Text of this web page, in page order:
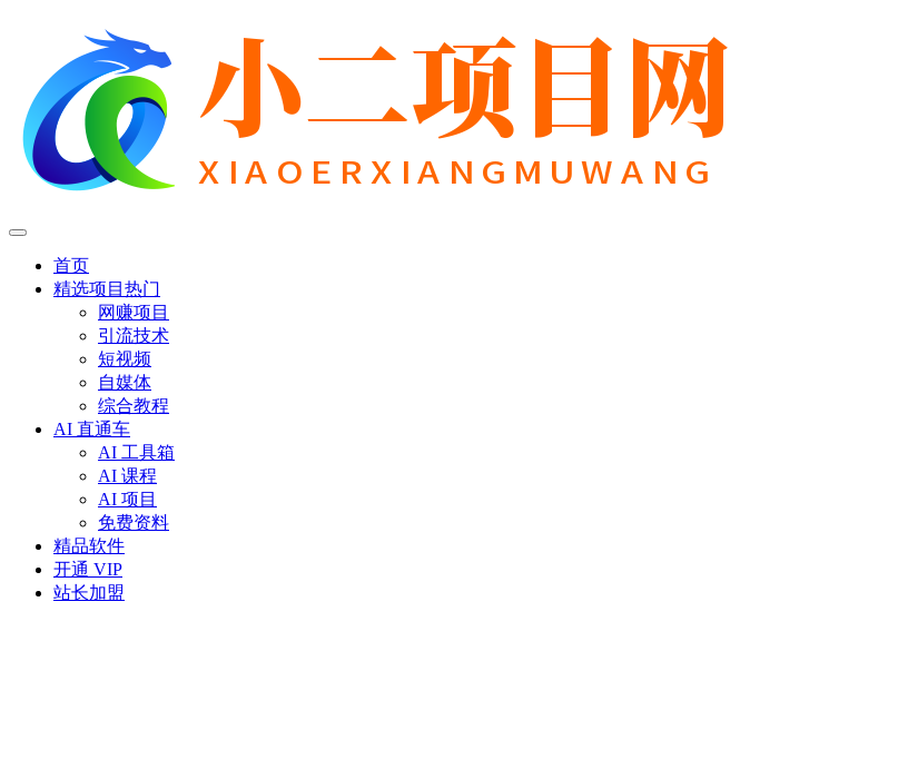
首页
精选项目 热门
网赚项目
引流技术
短视频
自媒体
综合教程
AI 直通车
AI 工具箱
AI 课程
AI 项目
免费资料
精品软件
开通 VIP
站长加盟